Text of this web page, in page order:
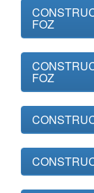
FOZ
FOZ